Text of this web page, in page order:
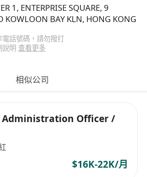
1, ENTERPRISE SQUARE, 9
KOWLOON BAY KLN, HONG KONG
話號碼，請勿撥打
說明 查看更多
相似公司
Administration Officer /
$16K-22K/月